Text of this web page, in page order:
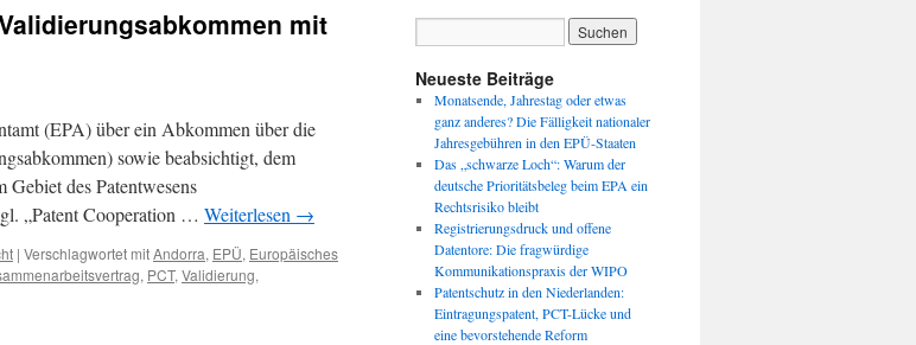
mit
(EPA) über ein Abkommen über die
sowie beabsichtigt, dem
des Patentwesens
„Patent Cooperation … Weiterlesen →
| Verschlagwortet mitAndorra, EPÜ, Europäisches
, PCT, Validierung,
Neueste Beiträge
Monatsende, Jahrestag oder etwas
ganz anderes? Die Fälligkeit nationaler
Jahresgebühren in den EPÜ-Staaten
Das „schwarze Loch“: Warum der
deutsche Prioritätsbeleg beim EPA ein
Rechtsrisiko bleibt
Registrierungsdruck und offene
Datentore: Die fragwürdige
Kommunikationspraxis der WIPO
Patentschutz in den Niederlanden:
Eintragungspatent, PCT-Lücke und
eine bevorstehende Reform